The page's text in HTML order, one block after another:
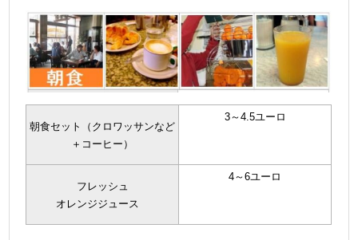
朝食セット（クロワッサンなど
＋コーヒー）
3～4.5ユーロ
フレッシュ
オレンジジュース
4～6ユーロ